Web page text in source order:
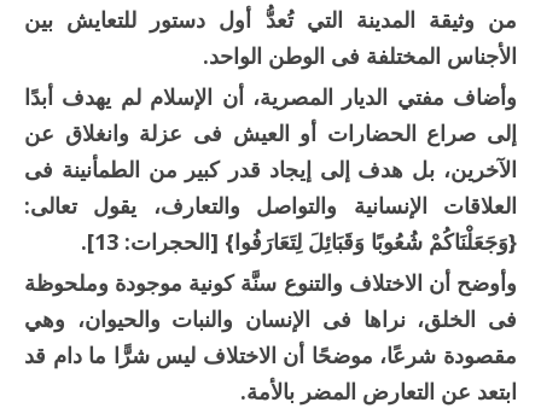
من وثيقة المدينة التي تُعدُّ أول دستور للتعايش بين
الأجناس المختلفة فى الوطن الواحد.
وأضاف مفتي الديار المصرية، أن الإسلام لم يهدف أبدًا
إلى صراع الحضارات أو العيش فى عزلة وانغلاق عن
الآخرين، بل هدف إلى إيجاد قدر كبير من الطمأنينة فى
العلاقات الإنسانية والتواصل والتعارف، يقول تعالى:
{وَجَعَلْنَاكُمْ شُعُوبًا وَقَبَائِلَ لِتَعَارَفُوا} [الحجرات: 13].
وأوضح أن الاختلاف والتنوع سنَّة كونية موجودة وملحوظة
فى الخلق، نراها فى الإنسان والنبات والحيوان، وهي
مقصودة شرعًا، موضحًا أن الاختلاف ليس شرًّا ما دام قد
ابتعد عن التعارض المضر بالأمة.